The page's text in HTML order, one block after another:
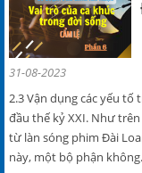
31-08-2023
2.3 Vận dụng các yếu
đầu thế kỷ XXI. Như
từ làn sóng phim Đài
này, một bộ phận